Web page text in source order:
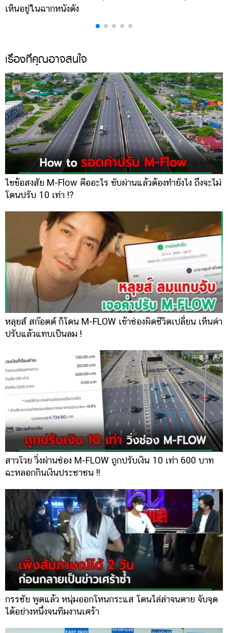
เห็นอยู่ในฉากหนังดัง
เรื่องที่คุณอาจสนใจ
ไขข้อสงสัย M-Flow คืออะไร ขับผ่านแล้วต้องทำยังไง ถึงจะไม่
โดนปรับ 10 เท่า !?
หลุยส์ สก๊อตต์ ก็โดน M-FLOW เข้าช่องผิดชีวิตเปลี่ยน เห็นค่า
ปรับแล้วแทบเป็นลม !
สาวโวย วิ่งผ่านช่อง M-FLOW ถูกปรับเงิน 10 เท่า 600 บาท
ฉะหลอกกินเงินประชาชน !!
กรรชัย พูดแล้ว หนุ่มออกโหนกระแส โดนไล่ล่าจนตาย จับจุด
ได้อย่างหนึ่งจนทีมงานเศร้า